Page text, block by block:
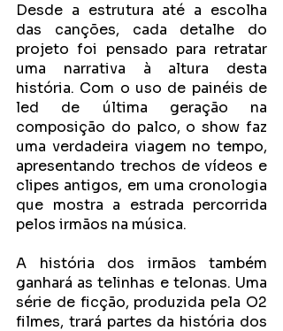
Desde a estrutura até a escolha
das canções, cada detalhe do
projeto foi pensado para retratar
uma narrativa à altura desta
história. Com o uso de painéis de
led de última geração na
composição do palco, o show faz
uma verdadeira viagem no tempo,
apresentando trechos de vídeos e
clipes antigos, em uma cronologia
que mostra a estrada percorrida
pelos irmãos na música.
A história dos irmãos também
ganhará as telinhas e telonas. Uma
série de ficção, produzida pela O2
filmes, trará partes da história dos